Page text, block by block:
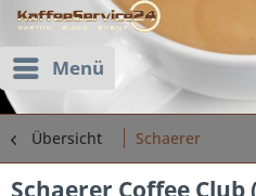
Menü
Übersicht Schaerer
Schaerer Coffee